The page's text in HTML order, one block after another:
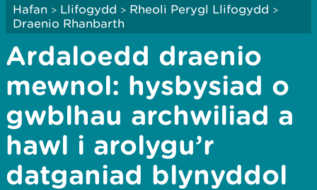
Hafan > Llifogydd > Rheoli Perygl Llifogydd >
Draenio Rhanbarth
Ardaloedd draenio
mewnol: hysbysiad o
gwblhau archwiliad a
hawl i arolygu’r
datganiad blynyddol